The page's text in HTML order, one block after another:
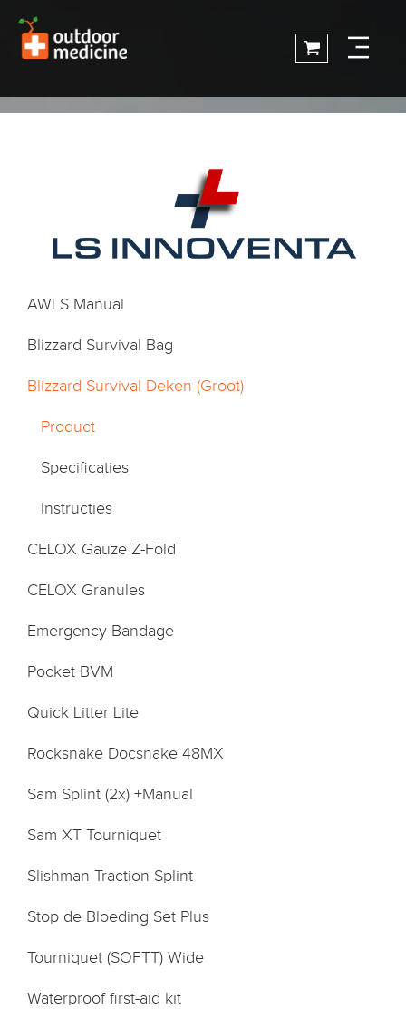
AWLS Manual
Blizzard Survival Bag
Blizzard Survival Deken (Groot)
Product
Specificaties
Instructies
CELOX Gauze Z-Fold
CELOX Granules
Emergency Bandage
Pocket BVM
Quick Litter Lite
Rocksnake Docsnake 48MX
Sam Splint (2x) +Manual
Sam XT Tourniquet
Slishman Traction Splint
Stop de Bloeding Set Plus
Tourniquet (SOFTT) Wide
Waterproof first-aid kit